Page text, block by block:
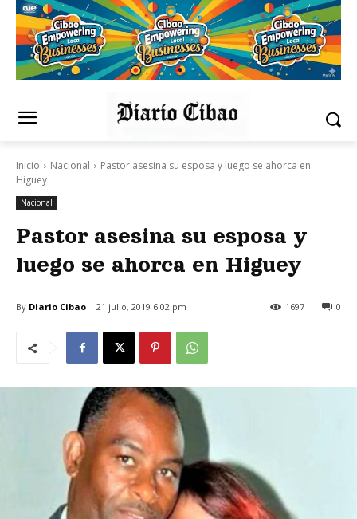
Inicio Nacional
Pastor asesina su esposa y luego se ahorca en
Higuey
Nacional
Pastor asesina su esposa y
luego se ahorca en Higuey
By Diario Cibao 21 julio, 2019 6:02 pm 0
1697